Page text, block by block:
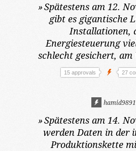
»Spätestens am 12.
gibt es gigantische
Installationen,
Energiesteuerung
schlecht gesichert, am
15 approvals 27
hamid9891
»Spätestens am 14.
werden Daten in der
Produktionskette